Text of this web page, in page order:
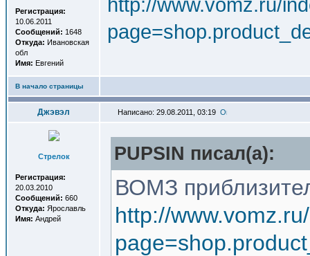
Регистрация:
10.06.2011
Сообщений: 1648
Откуда: Ивановская
обл
Имя: Евгений
В начало страницы
Джэвэл Написано: 29.08.2011, 03:19
Стрелок
Регистрация:
20.03.2010
Сообщений: 660
Откуда: Ярославль
Имя: Андрей
PUPSIN писал(a):
ВОМЗ
http://